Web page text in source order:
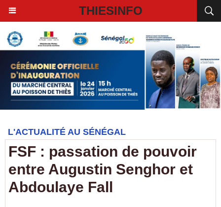
THIESINFO
L'ACTUALITÉ AU SÉNÉGAL
FSF : passation de pouvoir
entre Augustin Senghor et
Abdoulaye Fall